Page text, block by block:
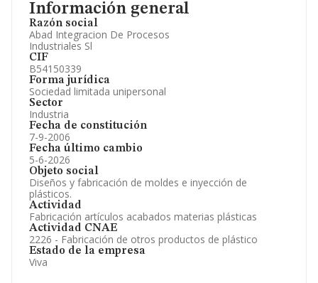
Información general
Razón social
Abad Integracion De Procesos
Industriales Sl
CIF
B54150339
Forma jurídica
Sociedad limitada unipersonal
Sector
Industria
Fecha de constitución
7-9-2006
Fecha último cambio
5-6-2026
Objeto social
Diseños y fabricación de moldes e inyección de
plásticos.
Actividad
Fabricación artículos acabados materias plásticas
Actividad CNAE
2226 - Fabricación de otros productos de plástico
Estado de la empresa
Viva
Artículos de prensa publicados sobre la empresa.
Información oficial y registral complementaria.